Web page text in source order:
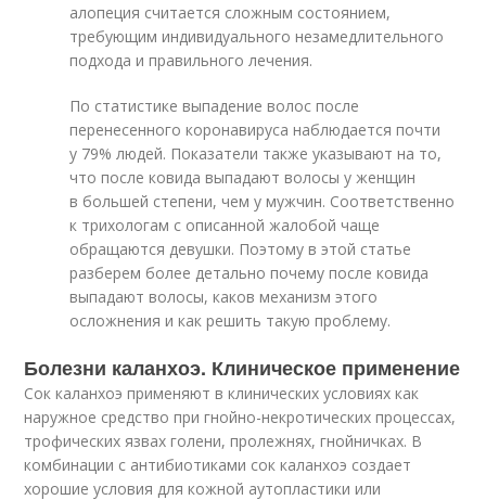
алопеция считается сложным состоянием,
требующим индивидуального незамедлительного
подхода и правильного лечения.
По статистике выпадение волос после
перенесенного коронавируса наблюдается почти
у 79% людей. Показатели также указывают на то,
что после ковида выпадают волосы у женщин
в большей степени, чем у мужчин. Соответственно
к трихологам с описанной жалобой чаще
обращаются девушки. Поэтому в этой статье
разберем более детально почему после ковида
выпадают волосы, каков механизм этого
осложнения и как решить такую проблему.
Болезни каланхоэ. Клиническое применение
Сок каланхоэ применяют в клинических условиях как
наружное средство при гнойно-некротических процессах,
трофических язвах голени, пролежнях, гнойничках. В
комбинации с антибиотиками сок каланхоэ создает
хорошие условия для кожной аутопластики или